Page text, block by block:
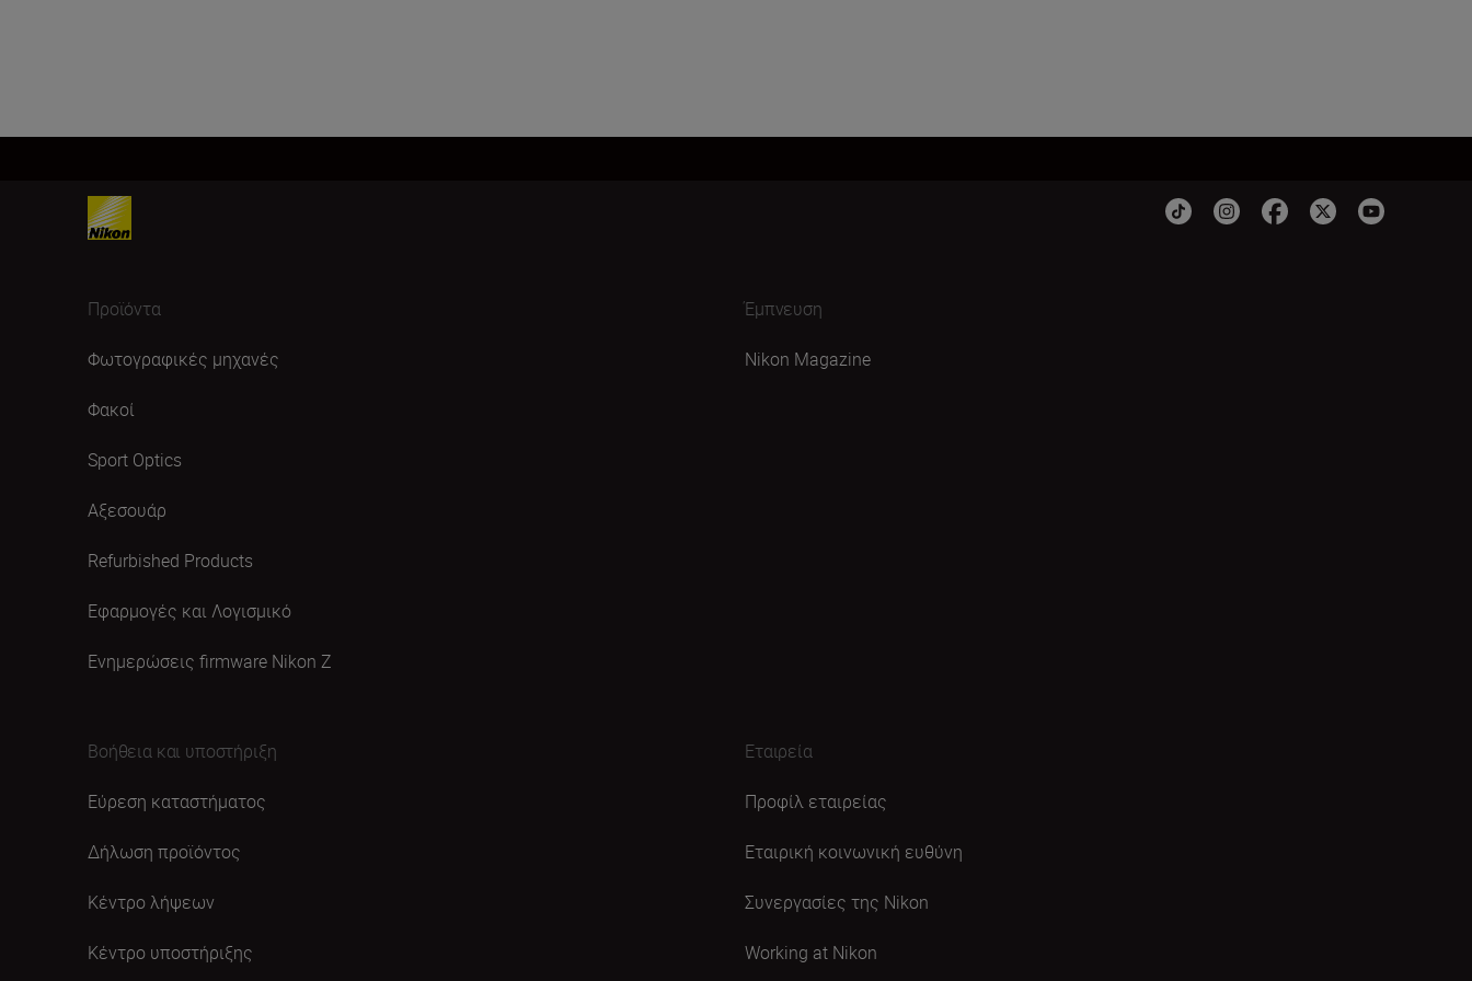
Προϊόντα
Φωτογραφικές μηχανές
Φακοί
Sport Optics
Αξεσουάρ
Refurbished Products
Εφαρμογές και Λογισμικό
Ενημερώσεις firmware Nikon Ζ
Έμπνευση
Nikon Magazine
Βοήθεια και υποστήριξη
Εύρεση καταστήματος
Δήλωση προϊόντος
Κέντρο λήψεων
Κέντρο υποστήριξης
Εταιρεία
Προφίλ εταιρείας
Εταιρική κοινωνική ευθύνη
Συνεργασίες της Nikon
Working at Nikon